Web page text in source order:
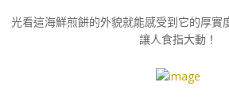
光看這海鮮煎餅的外貌就能感受到它的厚實
讓人食指大動！